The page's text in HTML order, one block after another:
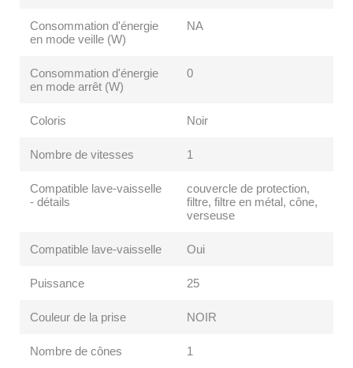
Consommation d'énergie
en mode veille (W)
NA
Consommation d'énergie
en mode arrêt (W)
0
Coloris Noir
Nombre de vitesses 1
Compatible lave-vaisselle
- détails
couvercle de protection,
filtre, filtre en métal, cône,
verseuse
Compatible lave-vaisselle Oui
Puissance 25
Couleur de la prise NOIR
Nombre de cônes 1